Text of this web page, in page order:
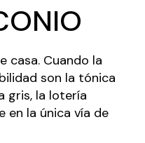
casa. Cuando la
son la tónica
gris, la lotería
en la única vía de